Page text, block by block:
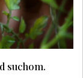
suchom.